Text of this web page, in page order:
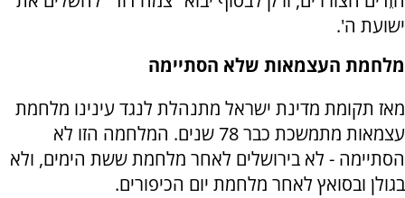
ישועת ה'.
מלחמת העצמאות שלא הסתיימה
מאז תקומת מדינת ישראל מתנהלת לנגד עינינו מלחמת
עצמאות מתמשכת כבר 78 שנים. המלחמה הזו לא
הסתיימה - לא בירושלים לאחר מלחמת ששת הימים, ולא
בגולן ובסואץ לאחר מלחמת יום הכיפורים.